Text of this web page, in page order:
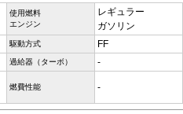
使用燃料
エンジン
レギュラー
ガソリン
駆動方式 FF
過給器（ターボ） -
燃費性能 -